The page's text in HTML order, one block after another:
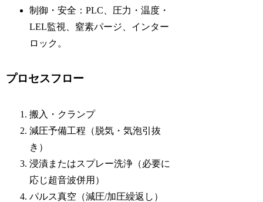
制御・安全：PLC、圧力・温度・
LEL監視、窒素パージ、インター
ロック。
プロセスフロー
搬入・クランプ
減圧予備工程（脱気・気泡引抜
き）
浸漬またはスプレー洗浄（必要に
応じ超音波併用）
パルス真空（減圧/加圧繰返し）